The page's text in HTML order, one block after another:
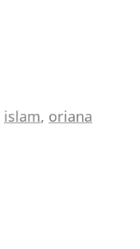
islam, oriana